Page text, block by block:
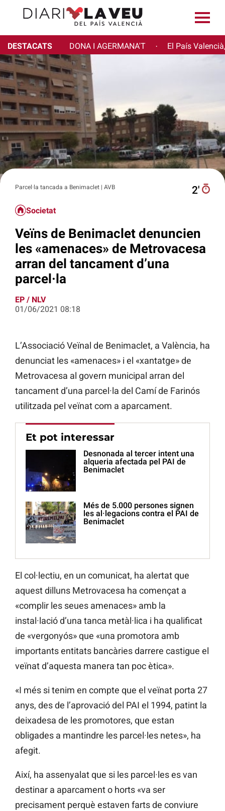
DESTACATS DONA I AGERMANA'T · El País
Parcel·la tancada a Benimaclet | AVB 2′
Societat
Veïns de Benimaclet denuncien
les «amenaces» de Metrovacesa
arran del tancament d’una
parcel·la
EP / NLV
01/06/2021 08:18
L’Associació Veïnal de Benimaclet, a València, ha
denunciat les «amenaces» i el «xantatge» de
Metrovacesa al govern municipal arran del
tancament d’una parcel·la del Camí de Farinós
utilitzada pel veïnat com a aparcament.
Et pot interessar
Desnonada al tercer intent una
alqueria afectada pel PAI de
Benimaclet
Més de 5.000 persones signen
les al·legacions contra el PAI de
Benimaclet
El col·lectiu, en un comunicat, ha alertat que
aquest dilluns Metrovacesa ha començat a
«complir les seues amenaces» amb la
instal·lació d’una tanca metàl·lica i ha qualificat
de «vergonyós» que «una promotora amb
importants entitats bancàries darrere castigue el
veïnat d’aquesta manera tan poc ètica».
«I més si tenim en compte que el veïnat porta 27
anys, des de l’aprovació del PAI el 1994, patint la
deixadesa de les promotores, que estan
obligades a mantindre les parcel·les netes», ha
afegit.
Així, ha assenyalat que si les parcel·les es van
destinar a aparcament o horts «va ser
precisament perquè estaven farts de conviure